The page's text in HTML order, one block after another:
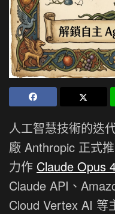
人工智慧技術的迭
廠 Anthropic 正式
力作 Claude Opus
Claude API、
Cloud Vertex AI 等